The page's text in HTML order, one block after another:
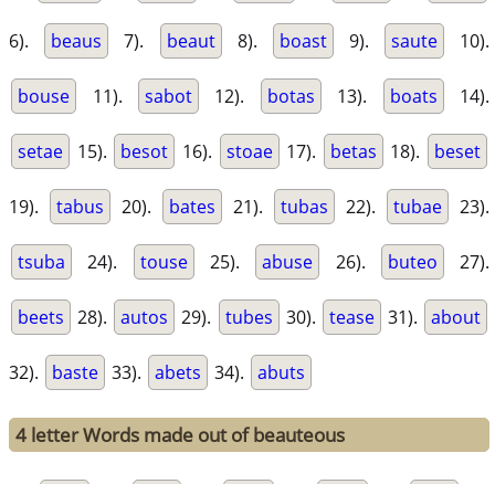
6). beaus 7). beaut 8). boast 9). saute 10).
bouse 11). sabot 12). botas 13). boats 14).
setae 15). besot 16). stoae 17). betas 18). beset
19). tabus 20). bates 21). tubas 22). tubae 23).
tsuba 24). touse 25). abuse 26). buteo 27).
beets 28). autos 29). tubes 30). tease 31). about
32). baste 33). abets 34). abuts
4 letter Words made out of beauteous